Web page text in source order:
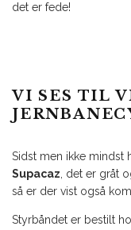
det er fede!
VI SES TIL
Sidst men ikke mindst
Supacaz , det er gråt
så er der vist også
Styrbåndet er bestilt